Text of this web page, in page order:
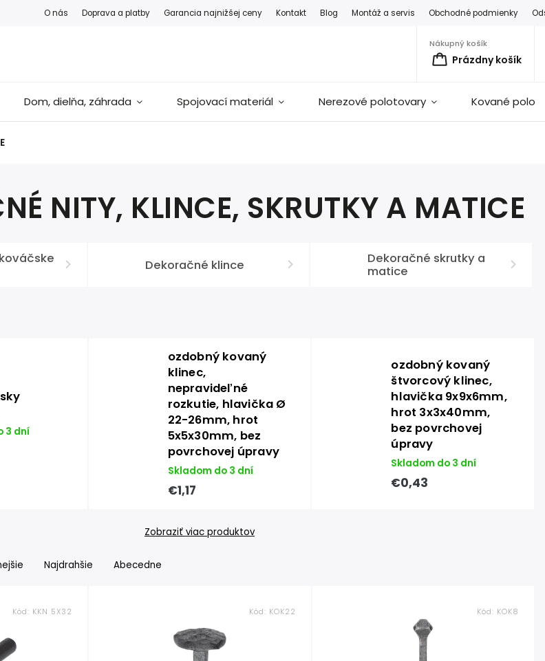
O nás Doprava a platby Garancia najnižšej ceny Kontakt Blog Montáž a servis Obchodné podmienky
Nákupný košík
Prázdny košík
Dom, dielňa, záhrada Spojovací materiál Nerezové polotovary Kované
NITY, KLINCE, SKRUTKY A MATICE
Dekoračné klince
Dekoračné skrutky a
matice
3 dní
ozdobný kovaný
klinec,
nepravideľné
rozkutie, hlavička Ø
22-26mm, hrot
5x5x30mm, bez
povrchovej úpravy
Skladom do 3 dní
€1,17
ozdobný kovaný
štvorcový klinec,
hlavička 9x9x6mm,
hrot 3x3x40mm,
bez povrchovej
úpravy
Skladom do 3 dní
€0,43
Zobraziť viac produktov
Najdrahšie Abecedne
Kód: KKN 5X32 Kód: KOK22 Kód: KOK8